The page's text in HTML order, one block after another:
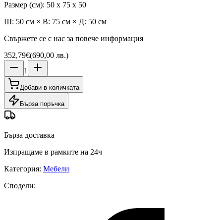
Размер (см): 50 x 75 x 50
Ш: 50 см × В: 75 см × Д: 50 см
Свържете се с нас за повече информация
352,79€(690,00 лв.)
1
Добави в количката
Бърза поръчка
Бърза доставка
Изпращаме в рамките на 24ч
Категория: Мебели
Сподели: